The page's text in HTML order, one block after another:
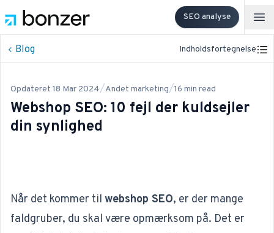
SEO analyse
Blog Indholdsfortegnelse
Opdateret 18 Mar 2024/Andet marketing/16 min read
Webshop SEO: 10 fejl der kuldsejler
din synlighed
Når det kommer til webshop SEO, er der mange
faldgruber, du skal være opmærksom på. Det er